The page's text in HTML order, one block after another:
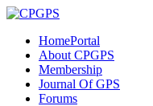
HomePortal
About CPGPS
Membership
Journal Of GPS
Forums